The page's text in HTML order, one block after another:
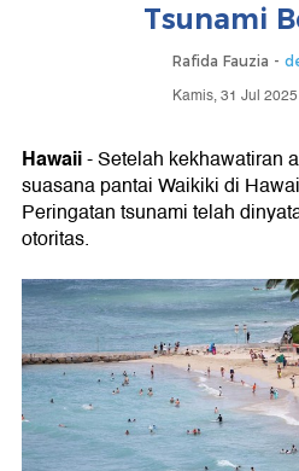
Tsunami
Rafida Fauzia -
Kamis, 31 Jul
Hawaii- Setelah kekhawatiran
suasana pantai Waikiki di
Peringatan tsunami telah
otoritas.